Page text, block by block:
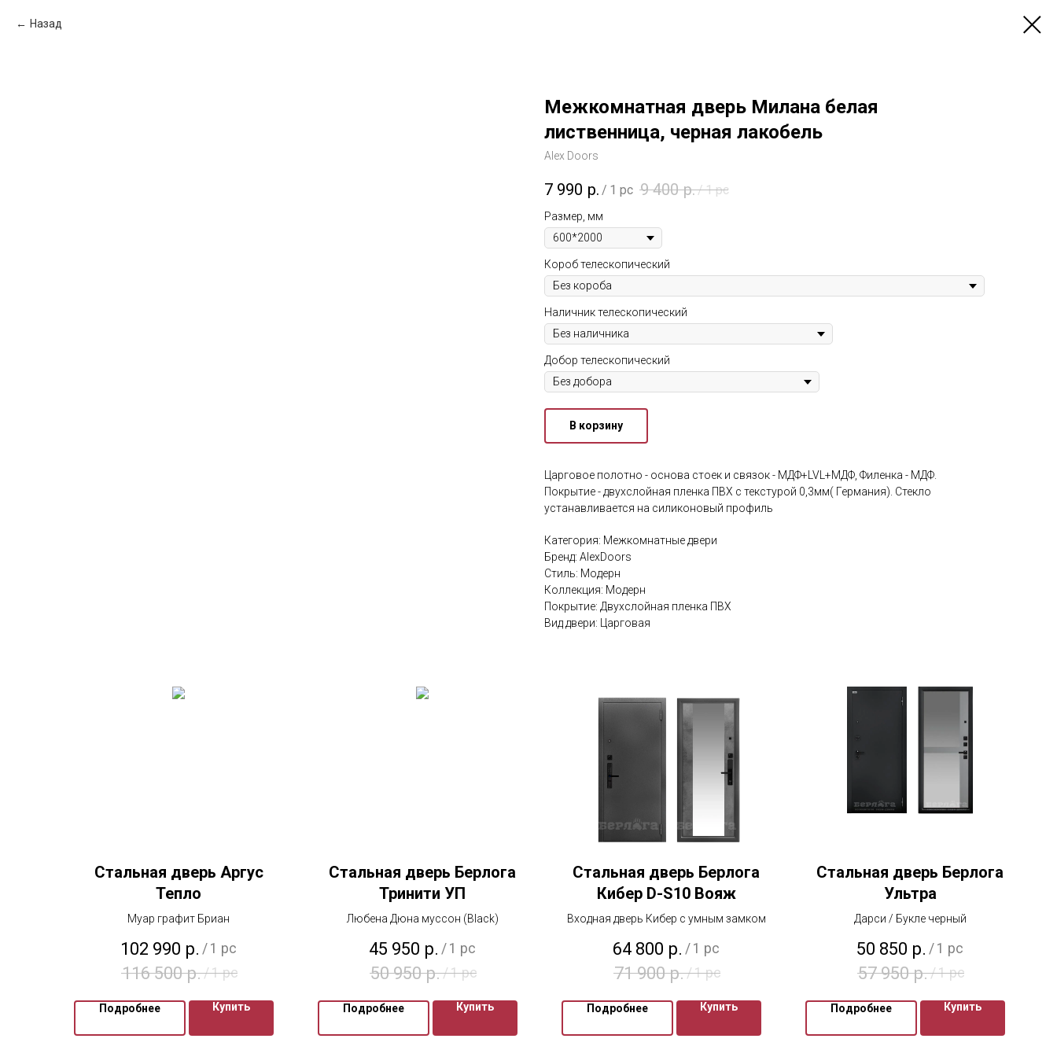
Назад
Межкомнатная дверь Милана белая
лиственница, черная лакобель
Alex Doors
7 990 р. / 1 pc 9 400 р./1 pc
Размер, мм
Короб телескопический
Наличник телескопический
Добор телескопический
В корзину
Царговое полотно - основа стоек и связок - МДФ+LVL+МДФ, Филенка - МДФ.
Покрытие - двухслойная пленка ПВХ с текстурой 0,3мм( Германия). Стекло
устанавливается на силиконовый профиль
Категория: Межкомнатные двери
Бренд: AlexDoors
Стиль: Модерн
Коллекция: Модерн
Покрытие: Двухслойная пленка ПВХ
Вид двери: Царговая
Стальная дверь Аргус
Тепло
Муар графит Бриан
102 990 р. / 1 pc
116 500 р./1 pc
Подробнее Купить
Стальная дверь Берлога
Тринити УП
Любена Дюна муссон (Black)
45 950 р. / 1 pc
50 950 р./1 pc
Подробнее Купить
Стальная дверь Берлога
Кибер D-S10 Вояж
Входная дверь Кибер с умным замком
64 800 р. / 1 pc
71 900 р./1 pc
Подробнее Купить
Стальная дверь Берлога
Ультра
Дарси / Букле черный
50 850 р. / 1 pc
57 950 р./1 pc
Подробнее Купить